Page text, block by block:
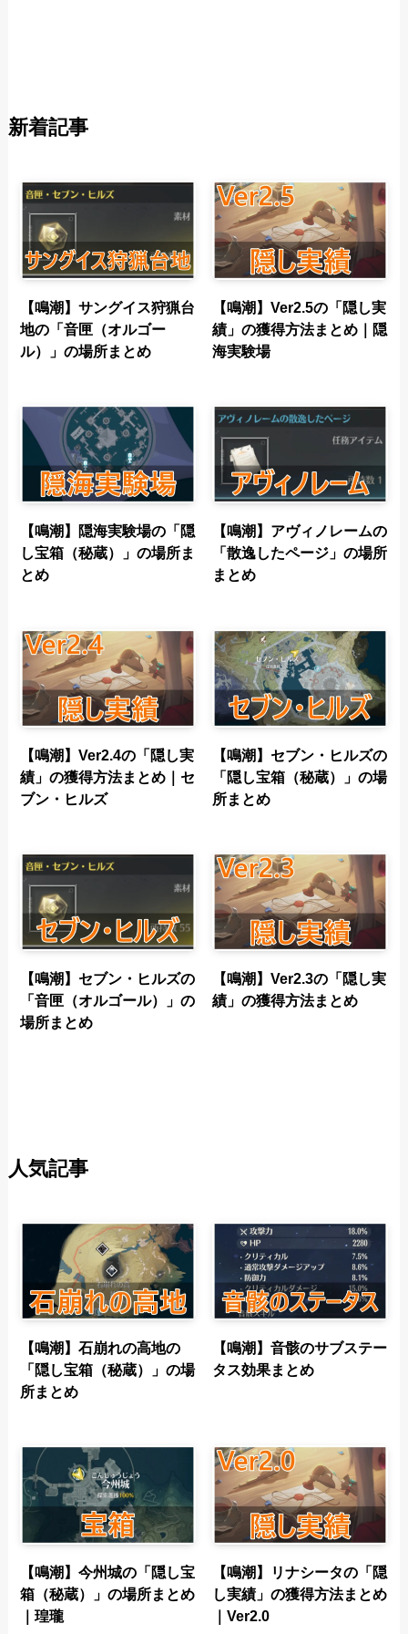
新着記事
【鳴潮】サングイス狩猟台
地の「音匣（オルゴー
ル）」の場所まとめ
【鳴潮】Ver2.5の「隠し実
績」の獲得方法まとめ｜隠
海実験場
【鳴潮】隠海実験場の「隠
し宝箱（秘蔵）」の場所ま
とめ
【鳴潮】アヴィノレームの
「散逸したページ」の場所
まとめ
【鳴潮】Ver2.4の「隠し実
績」の獲得方法まとめ｜セ
ブン・ヒルズ
【鳴潮】セブン・ヒルズの
「隠し宝箱（秘蔵）」の場
所まとめ
【鳴潮】セブン・ヒルズの
「音匣（オルゴール）」の
場所まとめ
【鳴潮】Ver2.3の「隠し実
績」の獲得方法まとめ
人気記事
【鳴潮】石崩れの高地の
「隠し宝箱（秘蔵）」の場
所まとめ
【鳴潮】音骸のサブステー
タス効果まとめ
【鳴潮】今州城の「隠し宝
箱（秘蔵）」の場所まとめ
｜瑝瓏
【鳴潮】リナシータの「隠
し実績」の獲得方法まとめ
｜Ver2.0